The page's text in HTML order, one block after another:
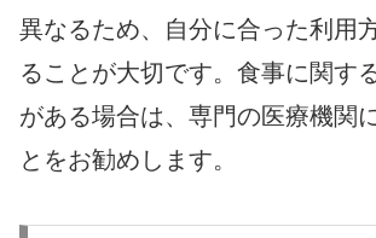
異なるため、自分に合った利用
ることが大切です。食事に関す
がある場合は、専門の医療機関
とをお勧めします。